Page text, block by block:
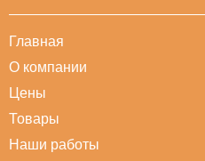
Главная
О компании
Цены
Товары
Наши работы